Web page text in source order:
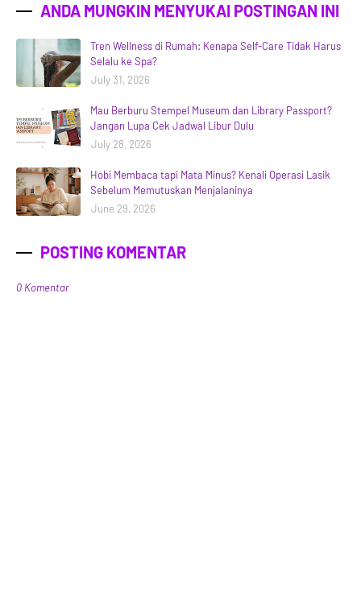
ANDA MUNGKIN MENYUKAI POSTINGAN INI
Tren Wellness di Rumah: Kenapa Self-Care Tidak Harus
Selalu ke Spa?
July 31, 2026
Mau Berburu Stempel Museum dan Library Passport?
Jangan Lupa Cek Jadwal Libur Dulu
July 28, 2026
Hobi Membaca tapi Mata Minus? Kenali Operasi Lasik
Sebelum Memutuskan Menjalaninya
June 29, 2026
POSTING KOMENTAR
0 Komentar